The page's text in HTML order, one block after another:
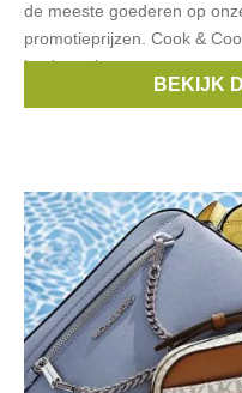
de meeste goederen op
promotieprijzen. Cook &
kookgerei.
lekué,Blomus,
BEKIJK